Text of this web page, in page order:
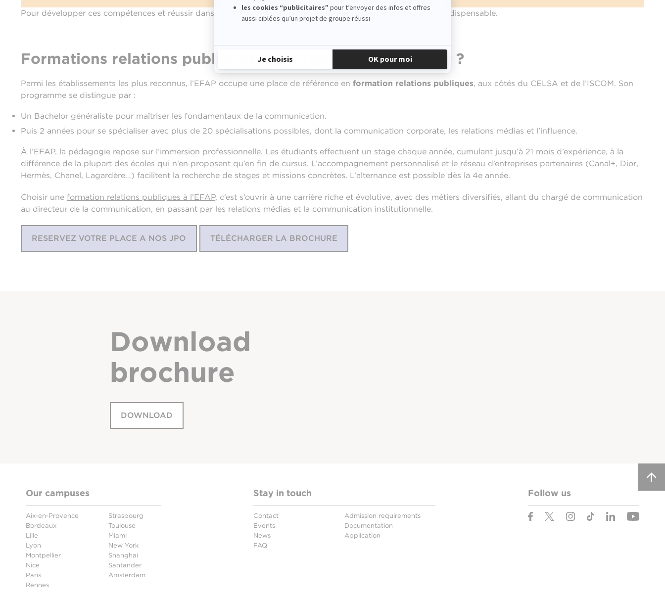
Pour développer ces compétences et réussir dans ce secteur, une formation en relations publiquess’avère indispensable.
Formations relations publiques : pourquoi choisir l’EFAP ?
Parmi les établissements les plus reconnus, l’EFAP occupe une place de référence en formation relations publiques, aux côtés du CELSA et de l’ISCOM. Son
programme se distingue par :
Un Bachelor généraliste pour maîtriser les fondamentaux de la communication.
Puis 2 années pour se spécialiser avec plus de 20 spécialisations possibles, dont la communication corporate, les relations médias et l’influence.
À l’EFAP, la pédagogie repose sur l’immersion professionnelle. Les étudiants effectuent un stage chaque année, cumulant jusqu’à 21 mois d’expérience, à la
différence de la plupart des écoles qui n’en proposent qu’en fin de cursus. L’accompagnement personnalisé et le réseau d’entreprises partenaires (Canal+, Dior,
Hermès, Chanel, Lagardère…) facilitent la recherche de stages et missions concrètes. L’alternance est possible dès la 4e année.
Choisir une formation relations publiques à l’EFAP, c’est s’ouvrir à une carrière riche et évolutive, avec des métiers diversifiés, allant du chargé de communication
au directeur de la communication, en passant par les relations médias et la communication institutionnelle.
RESERVEZ VOTRE PLACE A NOS JPO TÉLÉCHARGER LA BROCHURE
Download
brochure
DOWNLOAD
Our campuses
Aix-en-Provence
Bordeaux
Lille
Lyon
Montpellier
Nice
Paris
Rennes
Strasbourg
Toulouse
Miami
New York
Shanghai
Santander
Amsterdam
Stay in touch
Contact
Events
News
FAQ
Admission requirements
Documentation
Application
Follow us